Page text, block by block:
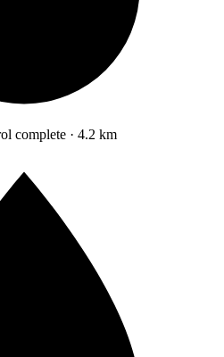
complete · 4.2 km